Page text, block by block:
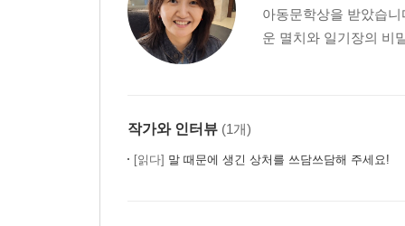
아동문학상을 받았습
운 멸치와 일기장의 비
작가와 인터뷰 (1개)
[읽다] 말 때문에 생긴 상처를 쓰담쓰담해 주세요!